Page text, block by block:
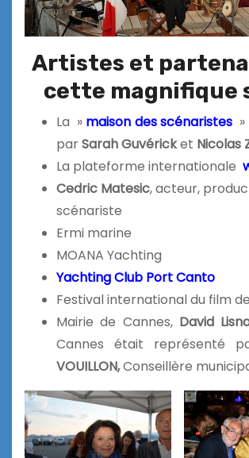
Artistes et
cette magnifique
La » maison des scénaristes
parSarah Guvéricket Nicolas
La plateforme internationale
Cedric Matesic, acteur,
scénariste
Ermi marine
MOANA Yachting
Yachting Club Port Canto
Festival international du film
Mairie de Cannes, David
Cannes était représenté
VOUILLON,Conseillère